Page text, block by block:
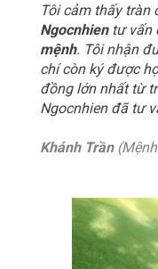
Tôi cảm thấy
Ngocnhientư vấn
mệnh. Tôi nhận
chí còn ký được
đồng lớn nhất từ
Ngocnhien đã tư
Khánh Trần